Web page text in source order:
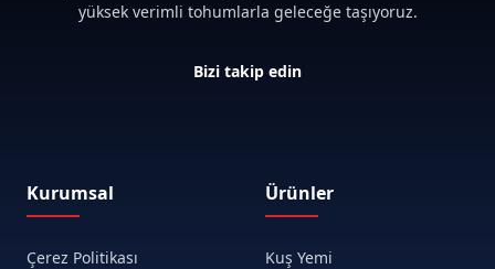
yüksek verimli tohumlarla geleceğe taşıyoruz.
Bizi takip edin
Kurumsal
Çerez Politikası
Ürünler
Kuş Yemi